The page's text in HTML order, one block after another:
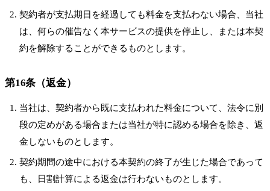
契約者が支払期日を経過しても料金を支払わない場合、当社
は、何らの催告なく本サービスの提供を停止し、または本契
約を解除することができるものとします。
第16条（返金）
当社は、契約者から既に支払われた料金について、法令に別
段の定めがある場合または当社が特に認める場合を除き、返
金しないものとします。
契約期間の途中における本契約の終了が生じた場合であって
も、日割計算による返金は行わないものとします。